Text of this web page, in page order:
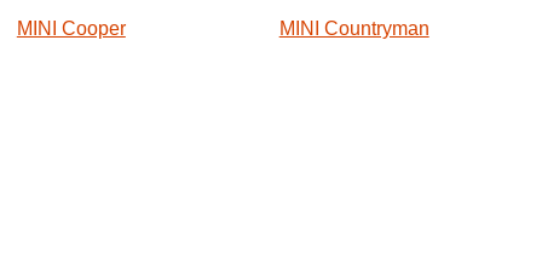
MINI Cooper
MINI Countryman